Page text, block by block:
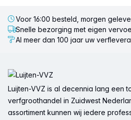
Voor 16:00 besteld, morgen
Snelle bezorging met eigen
Al meer dan 100 jaar uw
Luijten-VVZ is al decennia lang een
verfgroothandel in Zuidwest
assortiment kunnen wij iedere